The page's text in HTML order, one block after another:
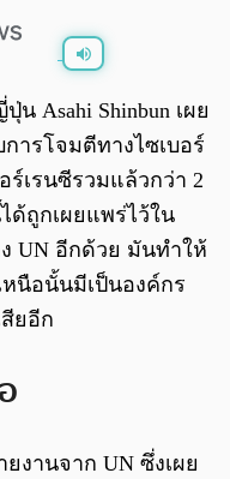
Asahi Shinbun เผย
ารโจมตีทางไซเบอร์
เรนซีรวมแล้วกว่า 2
ถูกเผยแพร่ไว้ใน
ง UN อีกด้วย มันทำให้
นือนั้นมีเป็นองค์กร
ยอีก
ยงานจาก UN ซึ่งเผย